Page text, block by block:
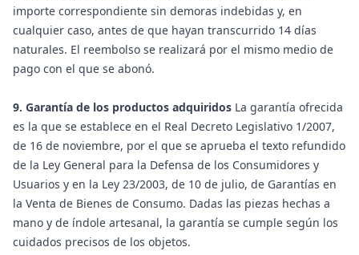
importe correspondiente sin demoras indebidas y, en
cualquier caso, antes de que hayan transcurrido 14 días
naturales. El reembolso se realizará por el mismo medio de
pago con el que se abonó.
9. Garantía de los productos adquiridos La garantía ofrecida
es la que se establece en el Real Decreto Legislativo 1/2007,
de 16 de noviembre, por el que se aprueba el texto refundido
de la Ley General para la Defensa de los Consumidores y
Usuarios y en la Ley 23/2003, de 10 de julio, de Garantías en
la Venta de Bienes de Consumo. Dadas las piezas hechas a
mano y de índole artesanal, la garantía se cumple según los
cuidados precisos de los objetos.